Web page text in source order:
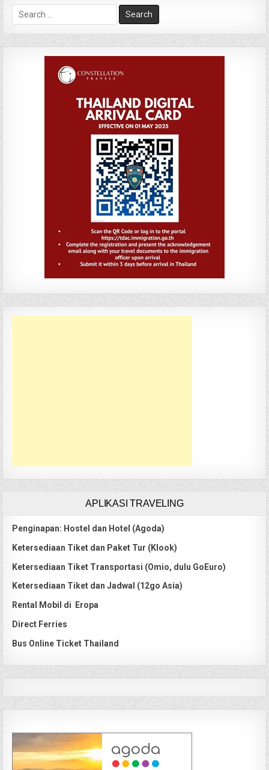
Search
for:
APLIKASI TRAVELING
Penginapan: Hostel dan Hotel (Agoda)
Ketersediaan Tiket dan Paket Tur (Klook)
Ketersediaan Tiket Transportasi (Omio, dulu GoEuro)
Ketersediaan Tiket dan Jadwal (12go Asia)
Rental Mobil di Eropa
Direct Ferries
Bus Online Ticket Thailand